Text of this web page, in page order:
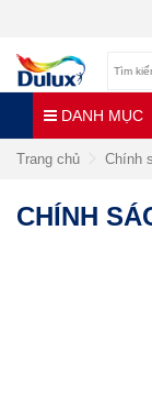
DANH MỤC
Trang chủ Chính
CHÍNH